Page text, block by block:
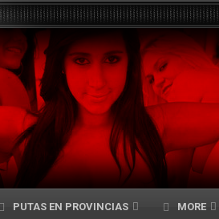
PUTAS EN PROVINCIAS MORE